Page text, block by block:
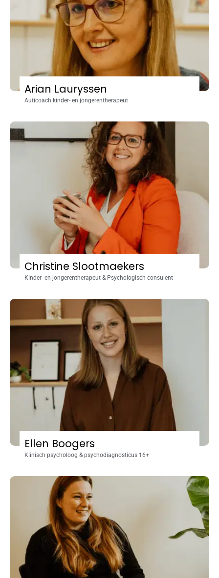
Arian Lauryssen
Auticoach kinder- en jongerentherapeut
Christine Slootmaekers
Kinder- en jongerentherapeut & Psychologisch consulent
Ellen Boogers
Klinisch psycholoog & psychodiagnosticus 16+